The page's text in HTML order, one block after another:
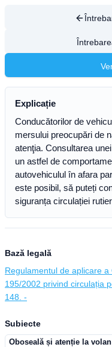
Explicație
Conducătorilor de
mersului preocupări de
atenţia. Consultarea
un astfel de
autovehiculul în afara
este posibil, să puteți
siguranța circulației
Bază legală
Regulamentul de aplicare
195/2002 privind circulația
148. -
Subiecte
Oboseală și atenție la volan